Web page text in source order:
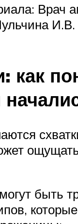
Врач
как
быть